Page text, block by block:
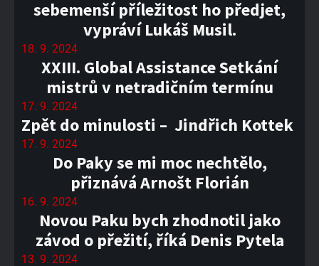
sebemenší příležitost ho předjet,
vypráví Lukáš Musil.
18. 9. 2024
XXIII. Global Assistance Setkání
mistrů v netradičním termínu
17. 9. 2024
Zpět do minulosti – Jindřich Kottek
17. 9. 2024
Do Paky se mi moc nechtělo,
přiznává Arnošt Florián
16. 9. 2024
Novou Paku bych zhodnotil jako
závod o přežití, říká Denis Pytela
13. 9. 2024